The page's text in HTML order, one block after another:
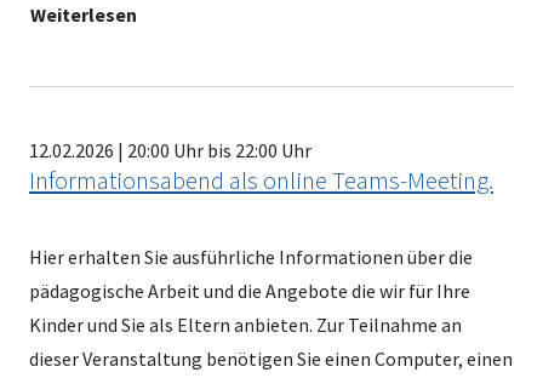
Weiterlesen
12.02.2026 | 20:00 Uhr bis 22:00 Uhr
Informationsabend als online Teams-Meeting.
Hier erhalten Sie ausführliche Informationen über die
pädagogische Arbeit und die Angebote die wir für Ihre
Kinder und Sie als Eltern anbieten. Zur Teilnahme an
dieser Veranstaltung benötigen Sie einen Computer, einen